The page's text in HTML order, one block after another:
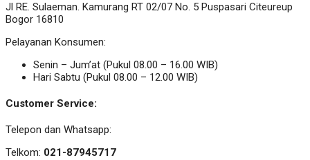
Jl RE. Sulaeman. Kamurang RT 02/07 No. 5 Puspasari Citeureup
Bogor 16810
Pelayanan Konsumen:
Senin – Jum’at (Pukul 08.00 – 16.00 WIB)
Hari Sabtu (Pukul 08.00 – 12.00 WIB)
Customer Service:
Telepon dan Whatsapp:
Telkom: 021-87945717